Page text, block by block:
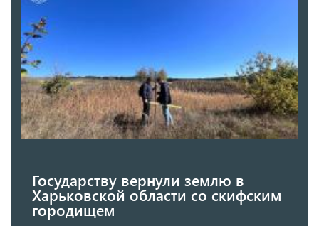
Государству вернули землю в
Харьковской области со скифским
городищем